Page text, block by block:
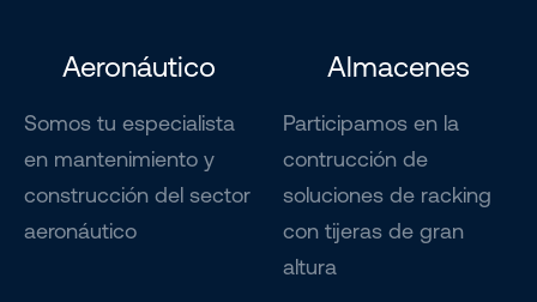
Aeronáutico
Somos tu especialista
en mantenimiento y
construcción del sector
aeronáutico
Almacenes
Participamos en la
contrucción de
soluciones de racking
con tijeras de gran
altura